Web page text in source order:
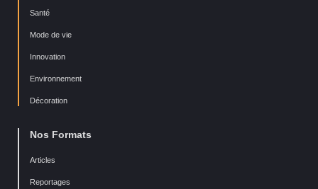
Santé
Mode de vie
Innovation
Environnement
Décoration
Nos Formats
Articles
Reportages